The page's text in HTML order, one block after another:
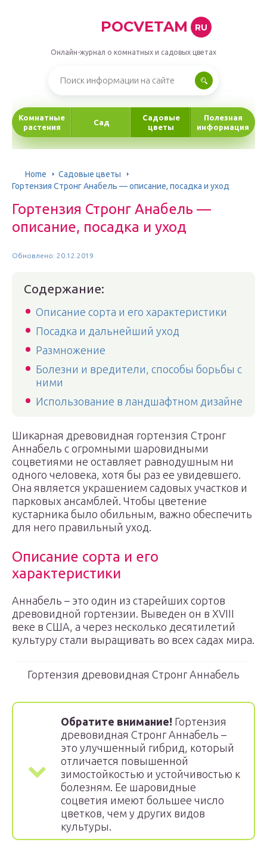
POCVETAM RU
Онлайн-журнал о комнатных и садовых цветах
Комнатные
растения
Сад
Садовые
цветы
Полезная
информация
Home
Садовые цветы
Гортензия Стронг Анабель — описание, посадка и уход
Гортензия Стронг Анабель —
описание, посадка и уход
Обновлено: 20.12.2019
Содержание:
Описание сорта и его характеристики
Посадка и дальнейший уход
Размножение
Болезни и вредители, способы борьбы с
ними
Использование в ландшафтном дизайне
Шикарная древовидная гортензия Стронг
Аннабель с огромными шаровидными
соцветиями не оставляет равнодушным ни
одного человека, хотя бы раз ее увидевшего.
Она является украшением садовых участков и
парковых ансамблей. Чтобы цветение
кустарника было обильным, важно обеспечить
для него правильный уход.
Описание сорта и его
характеристики
Аннабель – это один из старейших сортов
древовидной гортензии. Выведен он в XVIII
веке в США, а через несколько десятилетий
культуру стали выращивать во всех садах мира.
Гортензия древовидная Стронг Аннабель
Обратите внимание! Гортензия
древовидная Стронг Аннабель –
это улучшенный гибрид, который
отличается повышенной
зимостойкостью и устойчивостью к
болезням. Ее шаровидные
соцветия имеют большее число
цветков, чем у других видов
культуры.